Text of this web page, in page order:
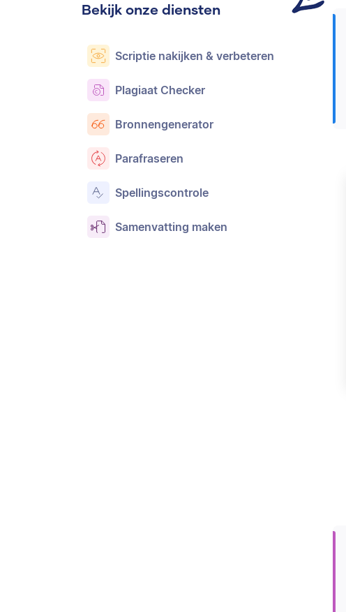
Bekijk onze diensten
Scriptie nakijken & verbeteren
Plagiaat Checker
Bronnengenerator
Parafraseren
Spellingscontrole
Samenvatting maken